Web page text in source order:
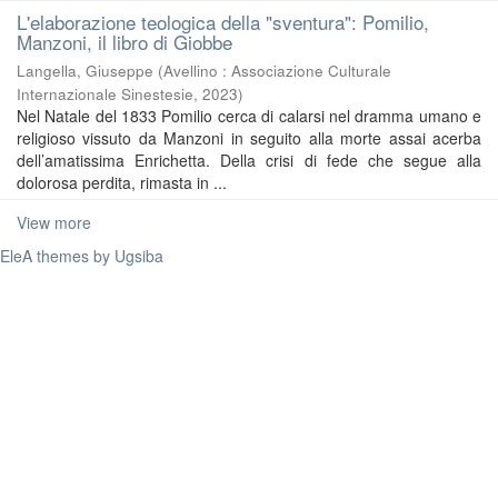
L'elaborazione teologica della "sventura": Pomilio,
Manzoni, il libro di Giobbe
Langella, Giuseppe (Avellino : Associazione Culturale
Internazionale Sinestesie, 2023)
Nel Natale del 1833 Pomilio cerca di calarsi nel dramma umano e
religioso vissuto da Manzoni in seguito alla morte assai acerba
dell’amatissima Enrichetta. Della crisi di fede che segue alla
dolorosa perdita, rimasta in ...
View more
EleA themes by Ugsiba